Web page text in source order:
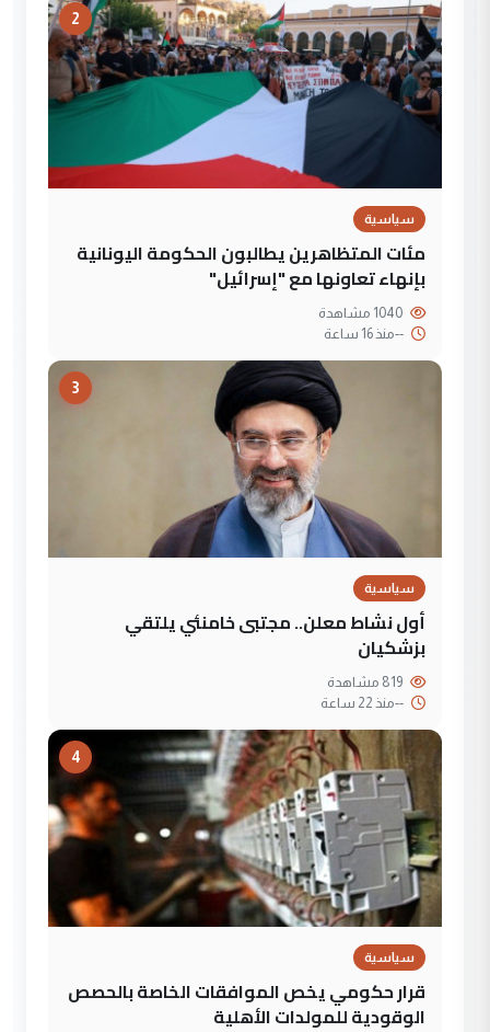
2
سياسية
مئات المتظاهرين يطالبون الحكومة اليونانية
بإنهاء تعاونها مع "إسرائيل"
--منذ 16 ساعة
3
سياسية
أول نشاط معلن.. مجتبى خامنئي يلتقي
بزشكيان
--منذ 22 ساعة
4
سياسية
قرار حكومي يخص الموافقات الخاصة بالحصص
الوقودية للمولدات الأهلية